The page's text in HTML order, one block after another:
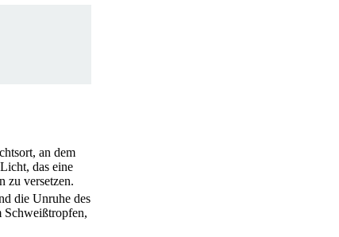
an dem
das eine
zu versetzen.
die Unruhe des
Schweißtropfen,